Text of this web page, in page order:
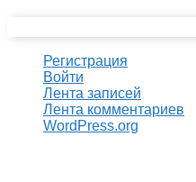
Регистрация
Войти
Лента записей
Лента комментариев
WordPress.org